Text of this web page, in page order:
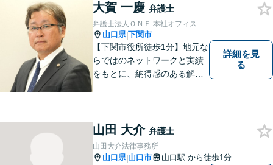
い！
大賀 一慶 弁護士
弁護士法人ＯＮＥ 本社オフィス
山口県|下関市
【下関市役所徒歩1分】地元な
らではのネットワークと実績
をもとに、納得感のある解決
詳細を見
る
山田 大介 弁護士
山田大介法律事務所
山口県|山口市 山口駅 から徒歩1分